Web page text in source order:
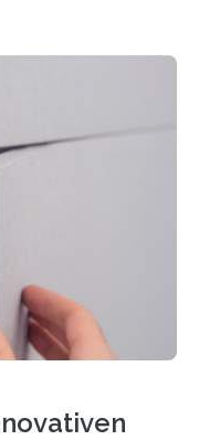
Forschungsprojekt
dieses innovativen
der aus
einer textilen
, Glas- oder
Stahlbeton, bei